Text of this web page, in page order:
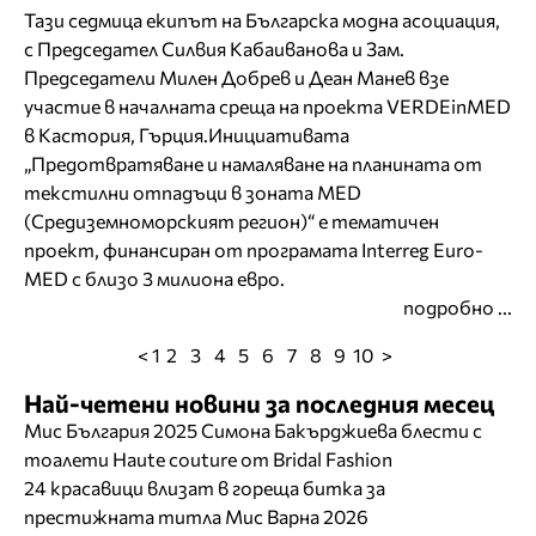
Тази седмица екипът на Българска модна асоциация,
с Председател Силвия Кабаиванова и Зам.
Председатели Милен Добрев и Деан Манев взе
участие в началната среща на проекта VERDEinMED
в Кастория, Гърция.Инициативата
„Предотвратяване и намаляване на планината от
текстилни отпадъци в зоната MED
(Средиземноморският регион)“ е тематичен
проект, финансиран от програмата Interreg Euro-
MED с близо 3 милиона евро.
подробно ...
< 1 2 3 4 5 6 7 8 9 10 >
Най-четени новини за последния месец
Мис България 2025 Симона Бакърджиева блести с
тоалети Haute couture от Bridal Fashion
24 красавици влизат в гореща битка за
престижната титла Мис Варна 2026